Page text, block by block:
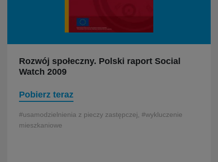
Rozwój społeczny. Polski raport Social
Watch 2009
Pobierz teraz
#usamodzielnienia z pieczy zastępczej, #wykluczenie
mieszkaniowe